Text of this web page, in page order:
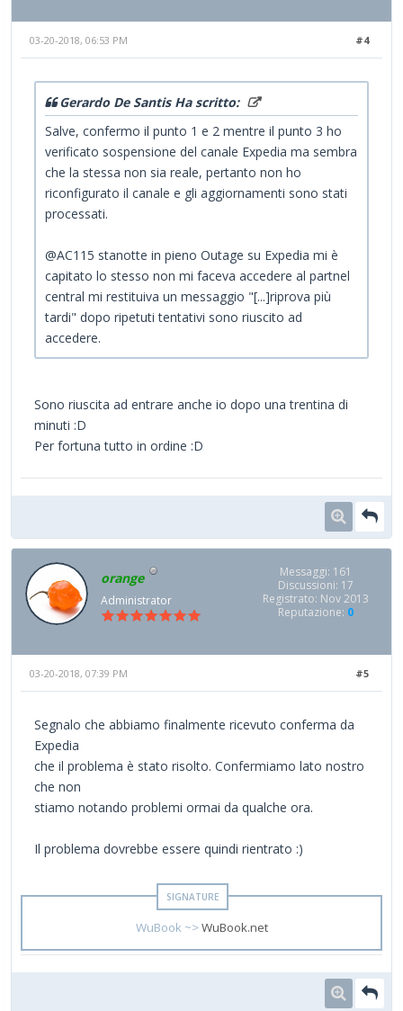
#4
03-20-2018, 06:53 PM
Gerardo De Santis Ha scritto:
Salve, confermo il punto 1 e 2 mentre il punto 3 ho
verificato sospensione del canale Expedia ma sembra
che la stessa non sia reale, pertanto non ho
riconfigurato il canale e gli aggiornamenti sono stati
processati.
@AC115 stanotte in pieno Outage su Expedia mi è
capitato lo stesso non mi faceva accedere al partnel
central mi restituiva un messaggio "[...]riprova più
tardi" dopo ripetuti tentativi sono riuscito ad
accedere.
Sono riuscita ad entrare anche io dopo una trentina di
minuti :D
Per fortuna tutto in ordine :D
orange
Administrator
Messaggi: 161
Discussioni: 17
Registrato: Nov 2013
Reputazione: 0
#5
03-20-2018, 07:39 PM
Segnalo che abbiamo finalmente ricevuto conferma da
Expedia
che il problema è stato risolto. Confermiamo lato nostro
che non
stiamo notando problemi ormai da qualche ora.
Il problema dovrebbe essere quindi rientrato :)
WuBook ~>WuBook.net